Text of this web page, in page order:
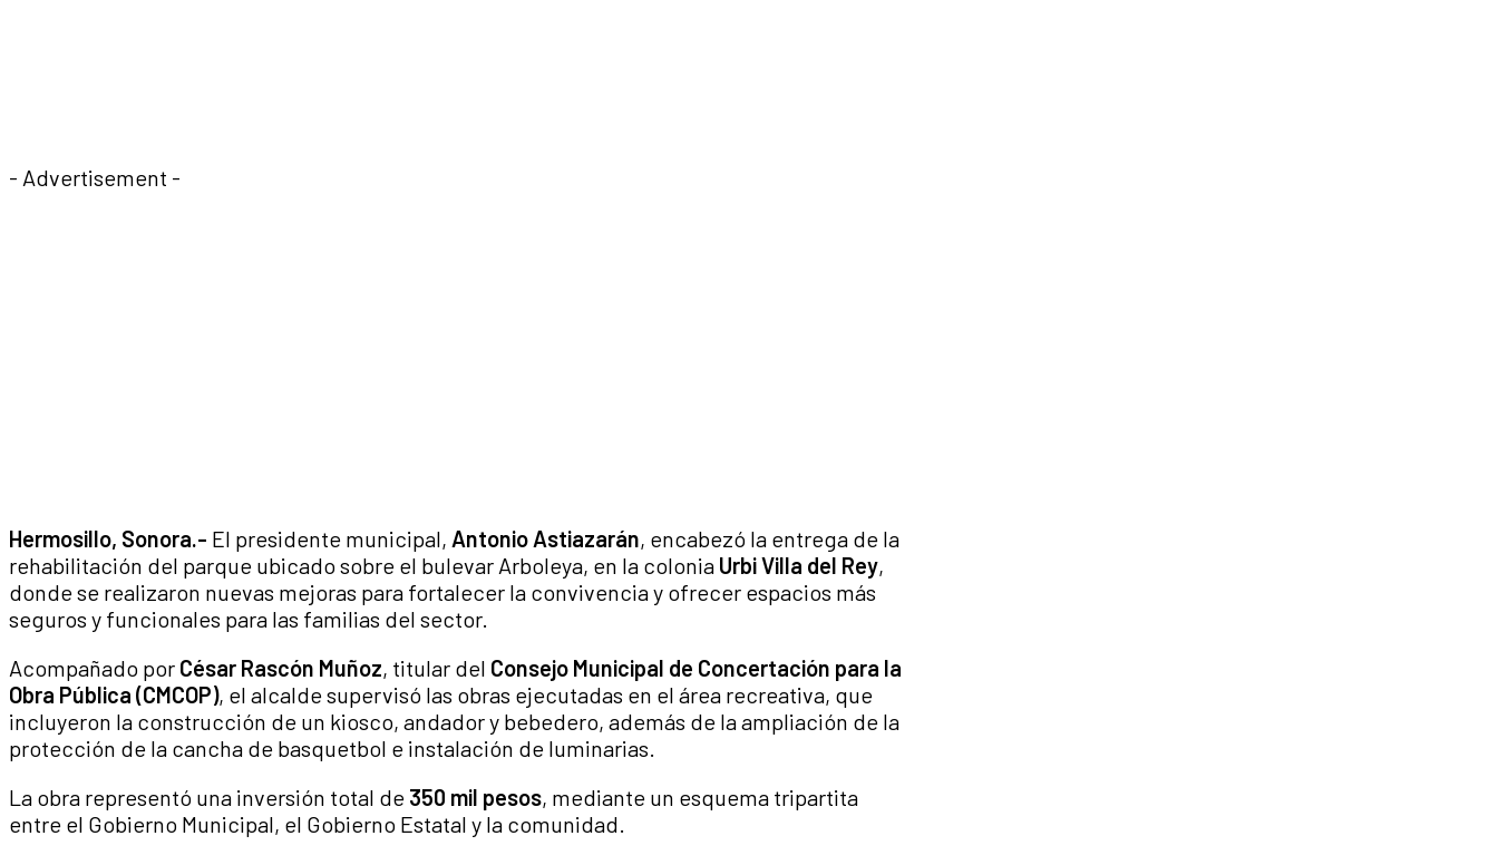
- Advertisement -
Hermosillo, Sonora.- El presidente municipal, Antonio Astiazarán, encabezó la entrega de la
rehabilitación del parque ubicado sobre el bulevar Arboleya, en la colonia Urbi Villa del Rey,
donde se realizaron nuevas mejoras para fortalecer la convivencia y ofrecer espacios más
seguros y funcionales para las familias del sector.
Acompañado por César Rascón Muñoz, titular del Consejo Municipal de Concertación para la
Obra Pública (CMCOP), el alcalde supervisó las obras ejecutadas en el área recreativa, que
incluyeron la construcción de un kiosco, andador y bebedero, además de la ampliación de la
protección de la cancha de basquetbol e instalación de luminarias.
La obra representó una inversión total de 350 mil pesos, mediante un esquema tripartita
entre el Gobierno Municipal, el Gobierno Estatal y la comunidad.